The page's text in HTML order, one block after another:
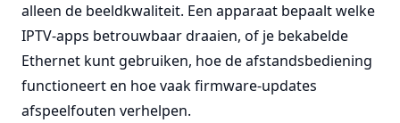
alleen de beeldkwaliteit. Een apparaat bepaalt welke
IPTV-apps betrouwbaar draaien, of je bekabelde
Ethernet kunt gebruiken, hoe de afstandsbediening
functioneert en hoe vaak firmware-updates
afspeelfouten verhelpen.